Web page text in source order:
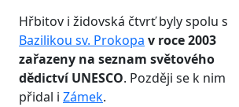
Hřbitov i židovská čtvrť byly spolu s
Bazilikou sv. Prokopa v roce 2003
zařazeny na seznam světového
dědictví UNESCO. Později se k nim
přidal i Zámek.